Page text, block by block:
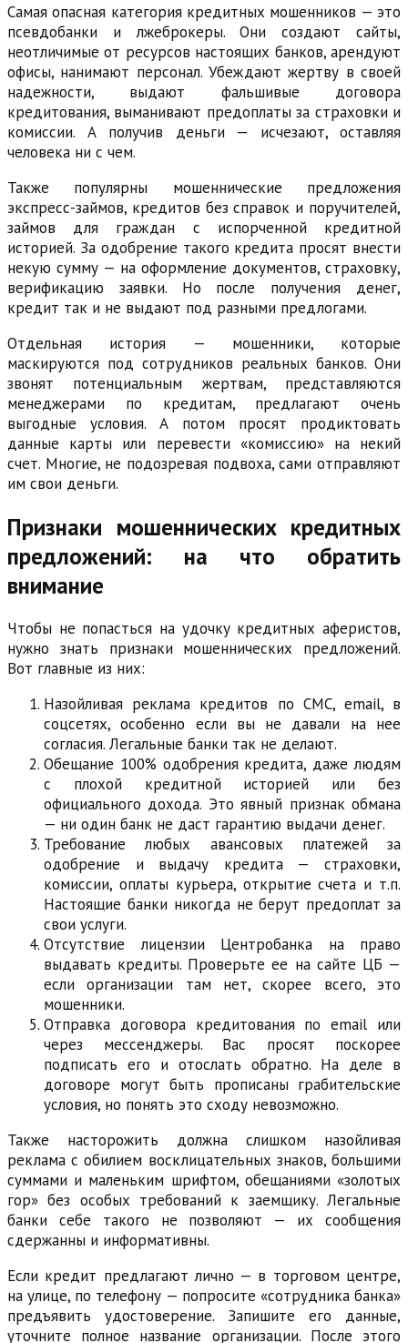
Самая опасная категория кредитных мошенников — это
псевдобанки и лжеброкеры. Они создают сайты,
неотличимые от ресурсов настоящих банков, арендуют
офисы, нанимают персонал. Убеждают жертву в своей
надежности, выдают фальшивые договора
кредитования, выманивают предоплаты за страховки и
комиссии. А получив деньги — исчезают, оставляя
человека ни с чем.
Также популярны мошеннические предложения
экспресс-займов, кредитов без справок и поручителей,
займов для граждан с испорченной кредитной
историей. За одобрение такого кредита просят внести
некую сумму — на оформление документов, страховку,
верификацию заявки. Но после получения денег,
кредит так и не выдают под разными предлогами.
Отдельная история — мошенники, которые
маскируются под сотрудников реальных банков. Они
звонят потенциальным жертвам, представляются
менеджерами по кредитам, предлагают очень
выгодные условия. А потом просят продиктовать
данные карты или перевести «комиссию» на некий
счет. Многие, не подозревая подвоха, сами отправляют
им свои деньги.
Признаки мошеннических кредитных
предложений: на что обратить
внимание
Чтобы не попасться на удочку кредитных аферистов,
нужно знать признаки мошеннических предложений.
Вот главные из них:
Назойливая реклама кредитов по СМС, email, в
соцсетях, особенно если вы не давали на нее
согласия. Легальные банки так не делают.
Обещание 100% одобрения кредита, даже людям
с плохой кредитной историей или без
официального дохода. Это явный признак обмана
— ни один банк не даст гарантию выдачи денег.
Требование любых авансовых платежей за
одобрение и выдачу кредита — страховки,
комиссии, оплаты курьера, открытие счета и т.п.
Настоящие банки никогда не берут предоплат за
свои услуги.
Отсутствие лицензии Центробанка на право
выдавать кредиты. Проверьте ее на сайте ЦБ —
если организации там нет, скорее всего, это
мошенники.
Отправка договора кредитования по email или
через мессенджеры. Вас просят поскорее
подписать его и отослать обратно. На деле в
договоре могут быть прописаны грабительские
условия, но понять это сходу невозможно.
Также насторожить должна слишком назойливая
реклама с обилием восклицательных знаков, большими
суммами и маленьким шрифтом, обещаниями «золотых
гор» без особых требований к заемщику. Легальные
банки себе такого не позволяют — их сообщения
сдержанны и информативны.
Если кредит предлагают лично — в торговом центре,
на улице, по телефону — попросите «сотрудника банка»
предъявить удостоверение. Запишите его данные,
уточните полное название организации. После этого